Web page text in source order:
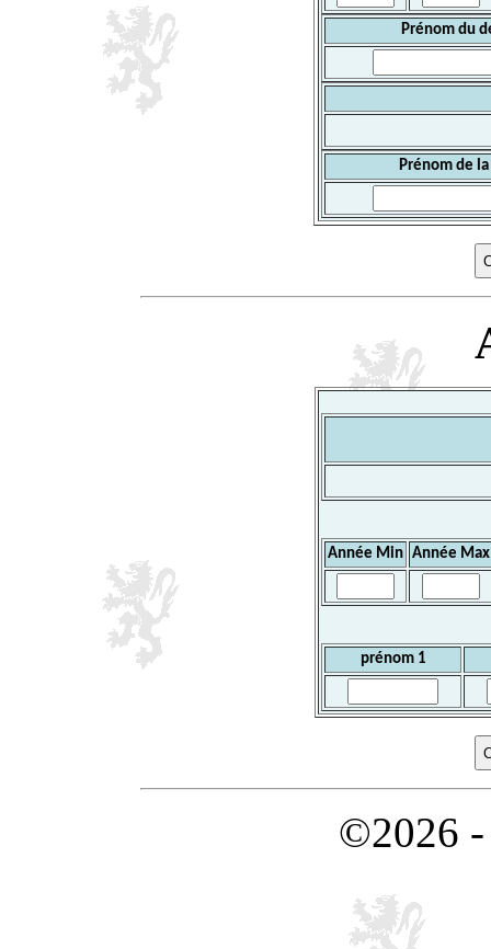
Prénom du
Prénom de
Année Min Année Max
prénom 1
©2026 -